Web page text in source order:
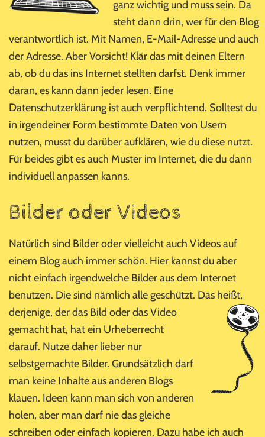
ganz wichtig und muss sein. Da
steht dann drin, wer für den Blog
verantwortlich ist. Mit Namen, E-Mail-Adresse und auch
der Adresse. Aber Vorsicht! Klär das mit deinen Eltern
ab, ob du das ins Internet stellten darfst. Denk immer
daran, es kann dann jeder lesen. Eine
Datenschutzerklärung ist auch verpflichtend. Solltest du
in irgendeiner Form bestimmte Daten von Usern
nutzen, musst du darüber aufklären, wie du diese nutzt.
Für beides gibt es auch Muster im Internet, die du dann
individuell anpassen kanns.
Bilder oder Videos
Natürlich sind Bilder oder vielleicht auch Videos auf
einem Blog auch immer schön. Hier kannst du aber
nicht einfach irgendwelche Bilder aus dem Internet
benutzen. Die sind nämlich alle geschützt. Das heißt,
derjenige, der das Bild oder das Video
gemacht hat, hat ein Urheberrecht
darauf. Nutze daher lieber nur
selbstgemachte Bilder. Grundsätzlich darf
man keine Inhalte aus anderen Blogs
klauen. Ideen kann man sich von anderen
holen, aber man darf nie das gleiche
schreiben oder einfach kopieren. Dazu habe ich auch